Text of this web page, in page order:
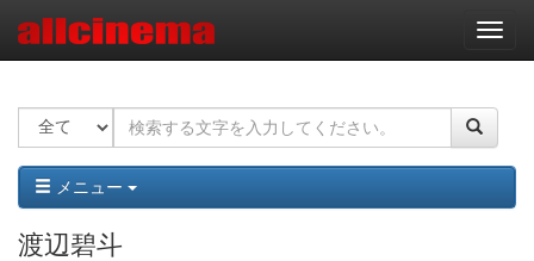
ナ
ビ
ー
ョ
ン
メニュー
渡辺碧斗